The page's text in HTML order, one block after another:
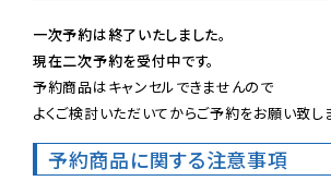
一次予約は終了いたしました。
現在二次予約を受付中です。
予約商品はキャンセルできませんので
よくご検討いただいてからご予約をお願い致しま
予約商品に関する注意事項